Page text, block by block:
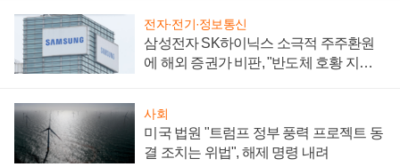
전자·전기·정보통신
삼성전자 SK하이닉스 소극적 주주환원
에 해외 증권가 비판, "반도체 호황 지속
사회
미국 법원 "트럼프 정부 풍력 프로젝트 동
결 조치는 위법", 해제 명령 내려